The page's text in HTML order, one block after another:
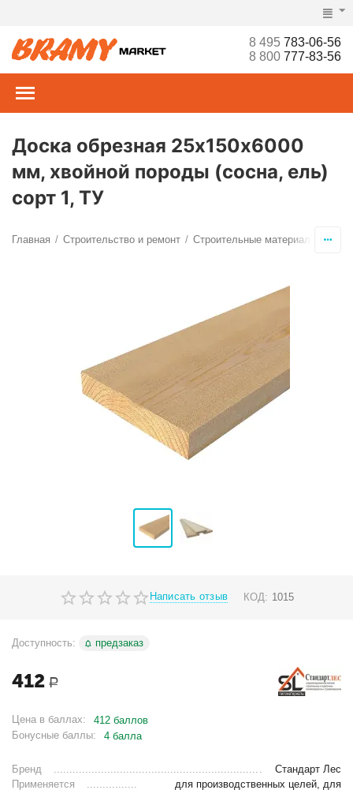
8 495783-06-56
8 800777-83-56
Доска обрезная 25х150х6000
мм, хвойной породы (сосна, ель)
сорт 1, ТУ
Главная / Строительство и ремонт / Строительные материалы /
Написать отзыв КОД: 1015
Доступность: предзаказ
412 Р
Цена в баллах:
412 баллов
Бонусные баллы:
4 балла
Бренд
Стандарт Лес
Применяется
для производственных целей, для